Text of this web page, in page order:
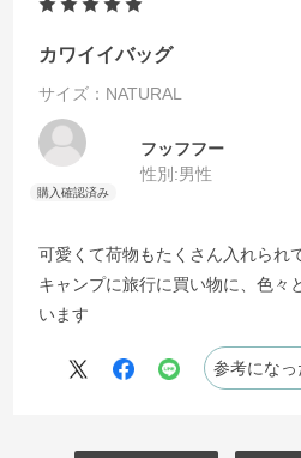
カワイイバッグ
サイズ：NATURAL
フッフフー
性別:男性
可愛くて荷物もたくさん入れられ
キャンプに旅行に買い物に、色々
います
参考になっ